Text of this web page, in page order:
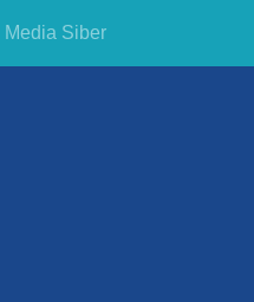
Media Siber